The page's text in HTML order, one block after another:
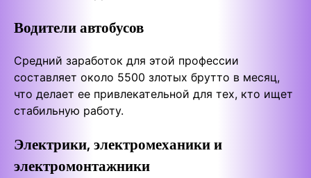
Водители автобусов
Средний заработок для этой профессии
составляет около 5500 злотых брутто в месяц,
что делает ее привлекательной для тех, кто ищет
стабильную работу.
Электрики, электромеханики и
электромонтажники